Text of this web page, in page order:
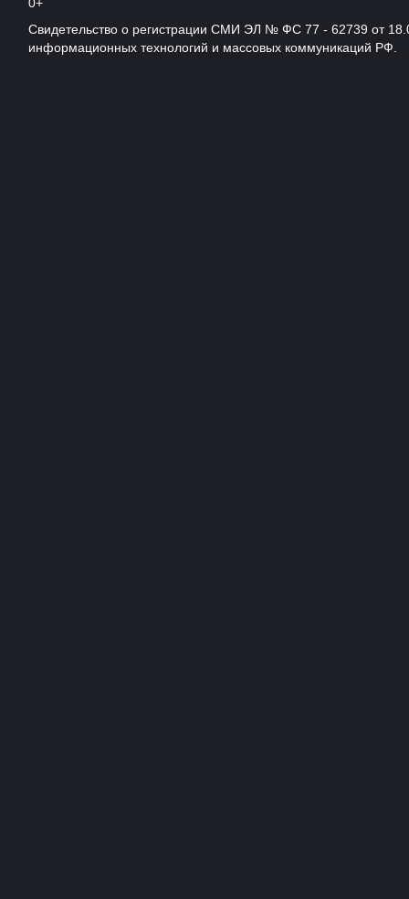
Свидетельство о регистрации СМИ ЭЛ № ФС 77 - 62739 от
информационных технологий и массовых коммуникаций РФ.